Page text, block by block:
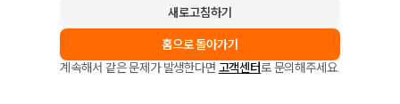
새로고침하기
홈으로 돌아가기
계속해서 같은 문제가 발생한다면 고객센터로 문의해주세요.